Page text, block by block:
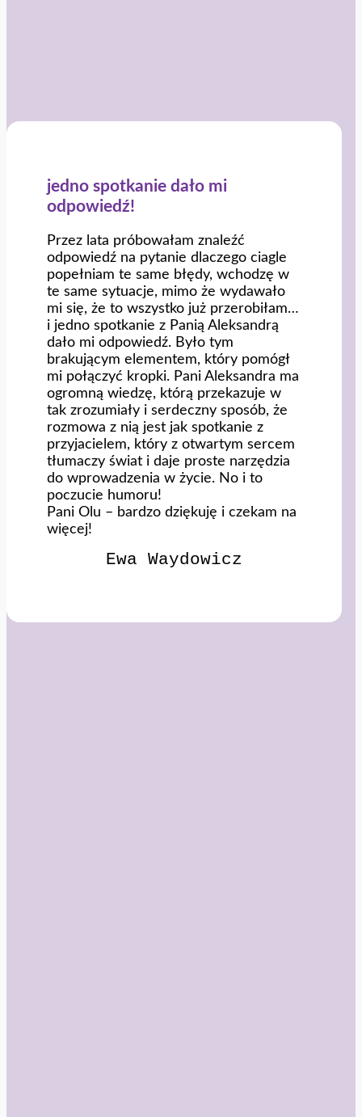
jedno spotkanie dało mi
odpowiedź!
Przez lata próbowałam znaleźć
odpowiedź na pytanie dlaczego ciagle
popełniam te same błędy, wchodzę w
te same sytuacje, mimo że wydawało
mi się, że to wszystko już przerobiłam…
i jedno spotkanie z Panią Aleksandrą
dało mi odpowiedź. Było tym
brakującym elementem, który pomógł
mi połączyć kropki. Pani Aleksandra ma
ogromną wiedzę, którą przekazuje w
tak zrozumiały i serdeczny sposób, że
rozmowa z nią jest jak spotkanie z
przyjacielem, który z otwartym sercem
tłumaczy świat i daje proste narzędzia
do wprowadzenia w życie. No i to
poczucie humoru!
Pani Olu – bardzo dziękuję i czekam na
więcej!
Ewa Waydowicz